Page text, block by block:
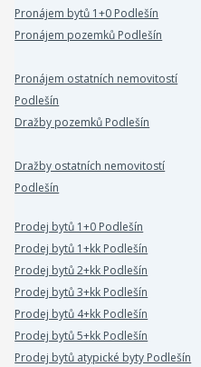
Pronájem bytů 1+0 Podlešín
Pronájem pozemků Podlešín
Pronájem ostatních nemovitostí
Podlešín
Dražby pozemků Podlešín
Dražby ostatních nemovitostí
Podlešín
Prodej bytů 1+0 Podlešín
Prodej bytů 1+kk Podlešín
Prodej bytů 2+kk Podlešín
Prodej bytů 3+kk Podlešín
Prodej bytů 4+kk Podlešín
Prodej bytů 5+kk Podlešín
Prodej bytů atypické byty Podlešín